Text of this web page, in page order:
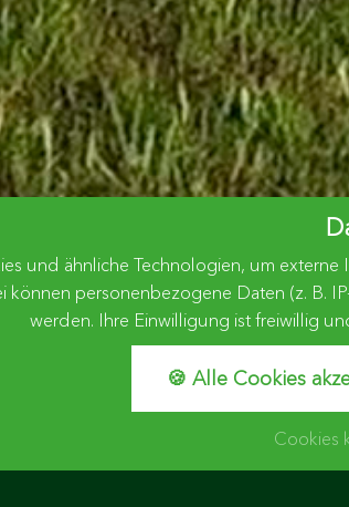
und ähnliche Technologien, um
personenbezogene Daten (z. B.
werden. Ihre Einwilligung ist freiwillig
🍪 Alle Cookies
Cookies